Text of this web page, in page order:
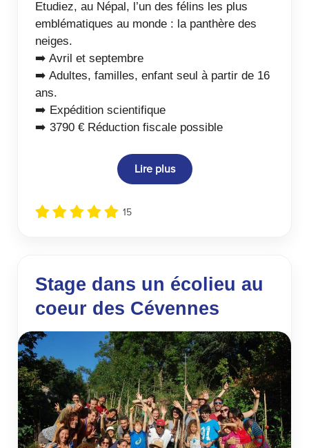
Etudiez, au Népal, l’un des félins les plus
emblématiques au monde : la panthère des
neiges.
➡️ Avril et septembre
➡️ Adultes, familles, enfant seul à partir de 16
ans.
➡️ Expédition scientifique
➡️ 3790 € Réduction fiscale possible
Lire plus
15
Stage dans un écolieu au
coeur des Cévennes